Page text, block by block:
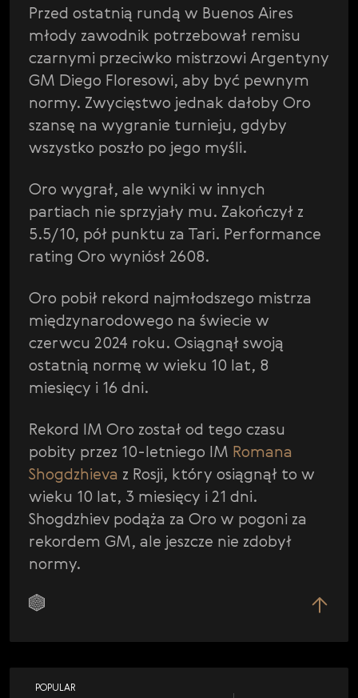
Przed ostatnią rundą w Buenos Aires
młody zawodnik potrzebował remisu
czarnymi przeciwko mistrzowi Argentyny
GM Diego Floresowi, aby być pewnym
normy. Zwycięstwo jednak dałoby Oro
szansę na wygranie turnieju, gdyby
wszystko poszło po jego myśli.
Oro wygrał, ale wyniki w innych
partiach nie sprzyjały mu. Zakończył z
5.5/10, pół punktu za Tari. Performance
rating Oro wyniósł 2608.
Oro pobił rekord najmłodszego mistrza
międzynarodowego na świecie w
czerwcu 2024 roku. Osiągnął swoją
ostatnią normę w wieku 10 lat, 8
miesięcy i 16 dni.
Rekord IM Oro został od tego czasu
pobity przez 10-letniego IM Romana
Shogdzhieva z Rosji, który osiągnął to w
wieku 10 lat, 3 miesięcy i 21 dni.
Shogdzhiev podąża za Oro w pogoni za
rekordem GM, ale jeszcze nie zdobył
normy.
POPULAR